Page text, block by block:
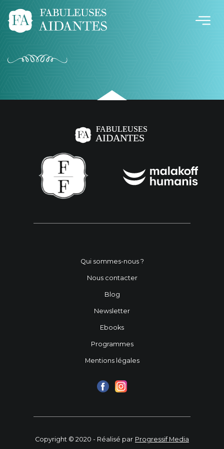
Qui sommes-nous ?
Nous contacter
Blog
Newsletter
Ebooks
Programmes
Mentions légales
Copyright © 2020 - Réalisé par Progressif Media